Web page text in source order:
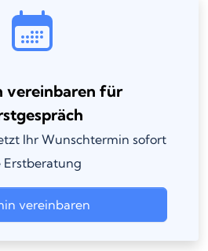
vereinbaren für
Ihr Wunschtermin sofort
Erstberatung
vereinbaren